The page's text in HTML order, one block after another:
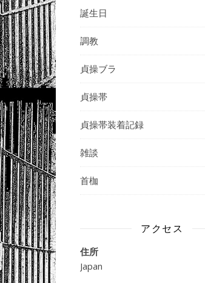
誕生日
調教
貞操ブラ
貞操帯
貞操帯装着記録
雑談
首枷
アクセス
住所
Japan